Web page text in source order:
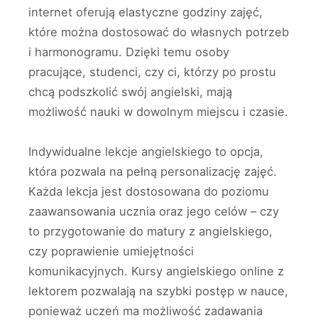
internet oferują elastyczne godziny zajęć,
które można dostosować do własnych potrzeb
i harmonogramu. Dzięki temu osoby
pracujące, studenci, czy ci, którzy po prostu
chcą podszkolić swój angielski, mają
możliwość nauki w dowolnym miejscu i czasie.
Indywidualne lekcje angielskiego to opcja,
która pozwala na pełną personalizację zajęć.
Każda lekcja jest dostosowana do poziomu
zaawansowania ucznia oraz jego celów – czy
to przygotowanie do matury z angielskiego,
czy poprawienie umiejętności
komunikacyjnych. Kursy angielskiego online z
lektorem pozwalają na szybki postęp w nauce,
ponieważ uczeń ma możliwość zadawania